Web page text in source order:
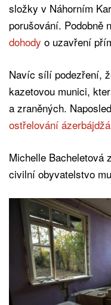
složky v Náhorním
porušování. Podobně
dohody o uzavření
Navíc sílí podezření,
kazetovou munici,
a zraněných.
ostřelování
Michelle Bacheletová
civilní obyvatelstvo